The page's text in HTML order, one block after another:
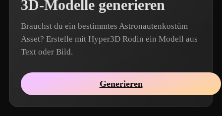
3D-Modelle generieren
Brauchst du ein bestimmtes Astronautenkostüm
Asset? Erstelle mit Hyper3D Rodin ein Modell aus
Text oder Bild.
Generieren